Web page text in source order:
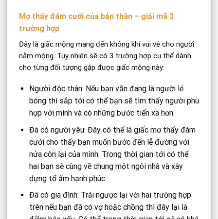
Mơ thấy đám cưới của bản thân – giải mã 3
trường hợp
Đây là giấc mộng mang đến không khí vui vẻ cho người
nằm mộng. Tuy nhiên sẽ có 3 trường hợp cụ thể dành
cho từng đối tượng gặp được giấc mộng này:
Người độc thân: Nếu bạn vẫn đang là người lẻ
bóng thì sắp tới có thể bạn sẽ tìm thấy người phù
hợp với mình và có những bước tiến xa hơn.
Đã có người yêu: Đây có thể là giấc mơ thấy đám
cưới cho thấy bạn muốn bước đến lễ đường với
nửa còn lại của mình. Trong thời gian tới có thể
hai bạn sẽ cùng về chung một ngôi nhà và xây
dựng tổ ấm hạnh phúc.
Đã có gia đình: Trái ngược lại với hai trường hợp
trên nếu bạn đã có vợ hoặc chồng thì đây lại là